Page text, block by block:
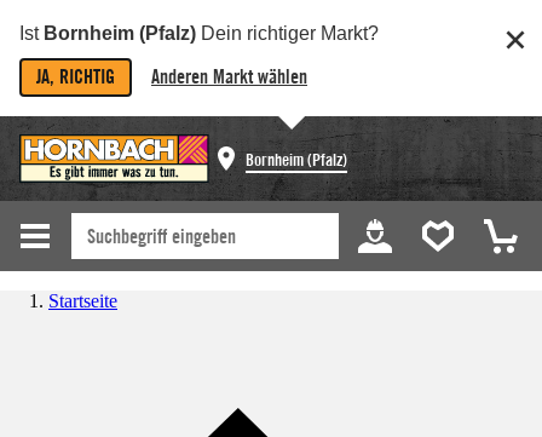
Ist Bornheim (Pfalz) Dein richtiger Markt?
JA, RICHTIG Anderen Markt wählen
Bornheim (Pfalz)
Startseite